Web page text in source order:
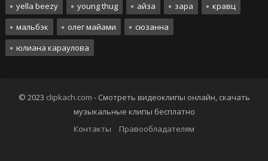
yella beezy
young thug айза зара
кравц
мальбэк
олег майами
сюзанна
юлиана караулова
© 2023 clipkach.com - Смотреть видеоклипы онлайн, скачать
музыкальные клипы бесплатно
Контакты
Правообладателям